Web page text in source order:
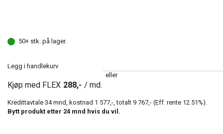
50+ stk. på lager.
Legg i handlekurv
eller
Kjøp med FLEX 288,- / md.
Kredittavtale 34mnd, kostnad 1 577,-, totalt 9 767,- (Eff. rente 12.51 %).
Bytt produkt etter 24 mnd hvis du vil.